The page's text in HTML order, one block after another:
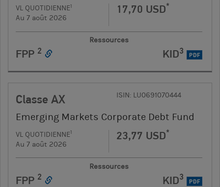
VL QUOTIDIENNE1
Au 7 août 2026
17,70 USD*
Ressources
FPP 2 KID3 PDF
Classe AX ISIN: LU0691070444
Emerging Markets Corporate Debt Fund
VL QUOTIDIENNE1
Au 7 août 2026
23,77 USD*
Ressources
FPP 2 KID3 PDF